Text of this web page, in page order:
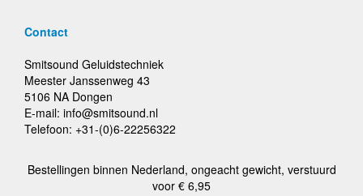
Contact
Smitsound Geluidstechniek
Meester Janssenweg 43
5106 NA Dongen
E-mail: info@smitsound.nl
Telefoon: +31-(0)6-22256322
Bestellingen binnen Nederland, ongeacht gewicht, verstuurd
voor € 6,95